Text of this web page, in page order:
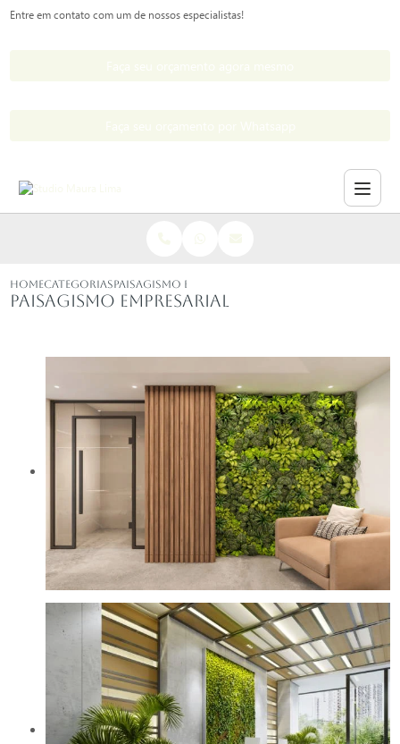
Entre em contato com um de nossos especialistas!
HOMECATEGORIASPAISAGISMO EMPRESARIAL
Paisagismo empresarial